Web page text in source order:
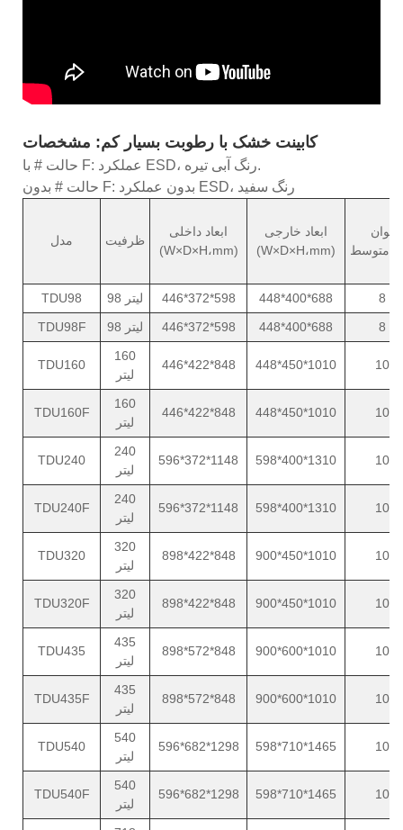
کابینت خشک با رطوبت بسیار کم: مشخصات
حالت # با F: عملکرد ESD، رنگ آبی تیره.
حالت # بدون F: بدون عملکرد ESD، رنگ سفید
مدل ظرفیت
ابعاد داخلی
(W×D×H،mm)
ابعاد خارجی
(W×D×H،mm)
توان
TDU98 98 لیتر 446*372*598 448*400*688
8
TDU98F
98 لیتر 446*372*598 448*400*688 8
TDU160
160
لیتر
446*422*848 448*450*1010 10
TDU160F
160
لیتر
446*422*848 448*450*1010 10
TDU240
240
لیتر
596*372*1148 598*400*1310 10
TDU240F
240
لیتر
596*372*1148 598*400*1310 10
TDU320
320
لیتر
898*422*848 900*450*1010 10
TDU320F
320
لیتر
898*422*848 900*450*1010 10
TDU435
435
لیتر
898*572*848 900*600*1010 10
TDU435F
435
لیتر
898*572*848 900*600*1010 10
TDU540
540
لیتر
596*682*1298 598*710*1465 10
TDU540F
540
لیتر
596*682*1298 598*710*1465 10